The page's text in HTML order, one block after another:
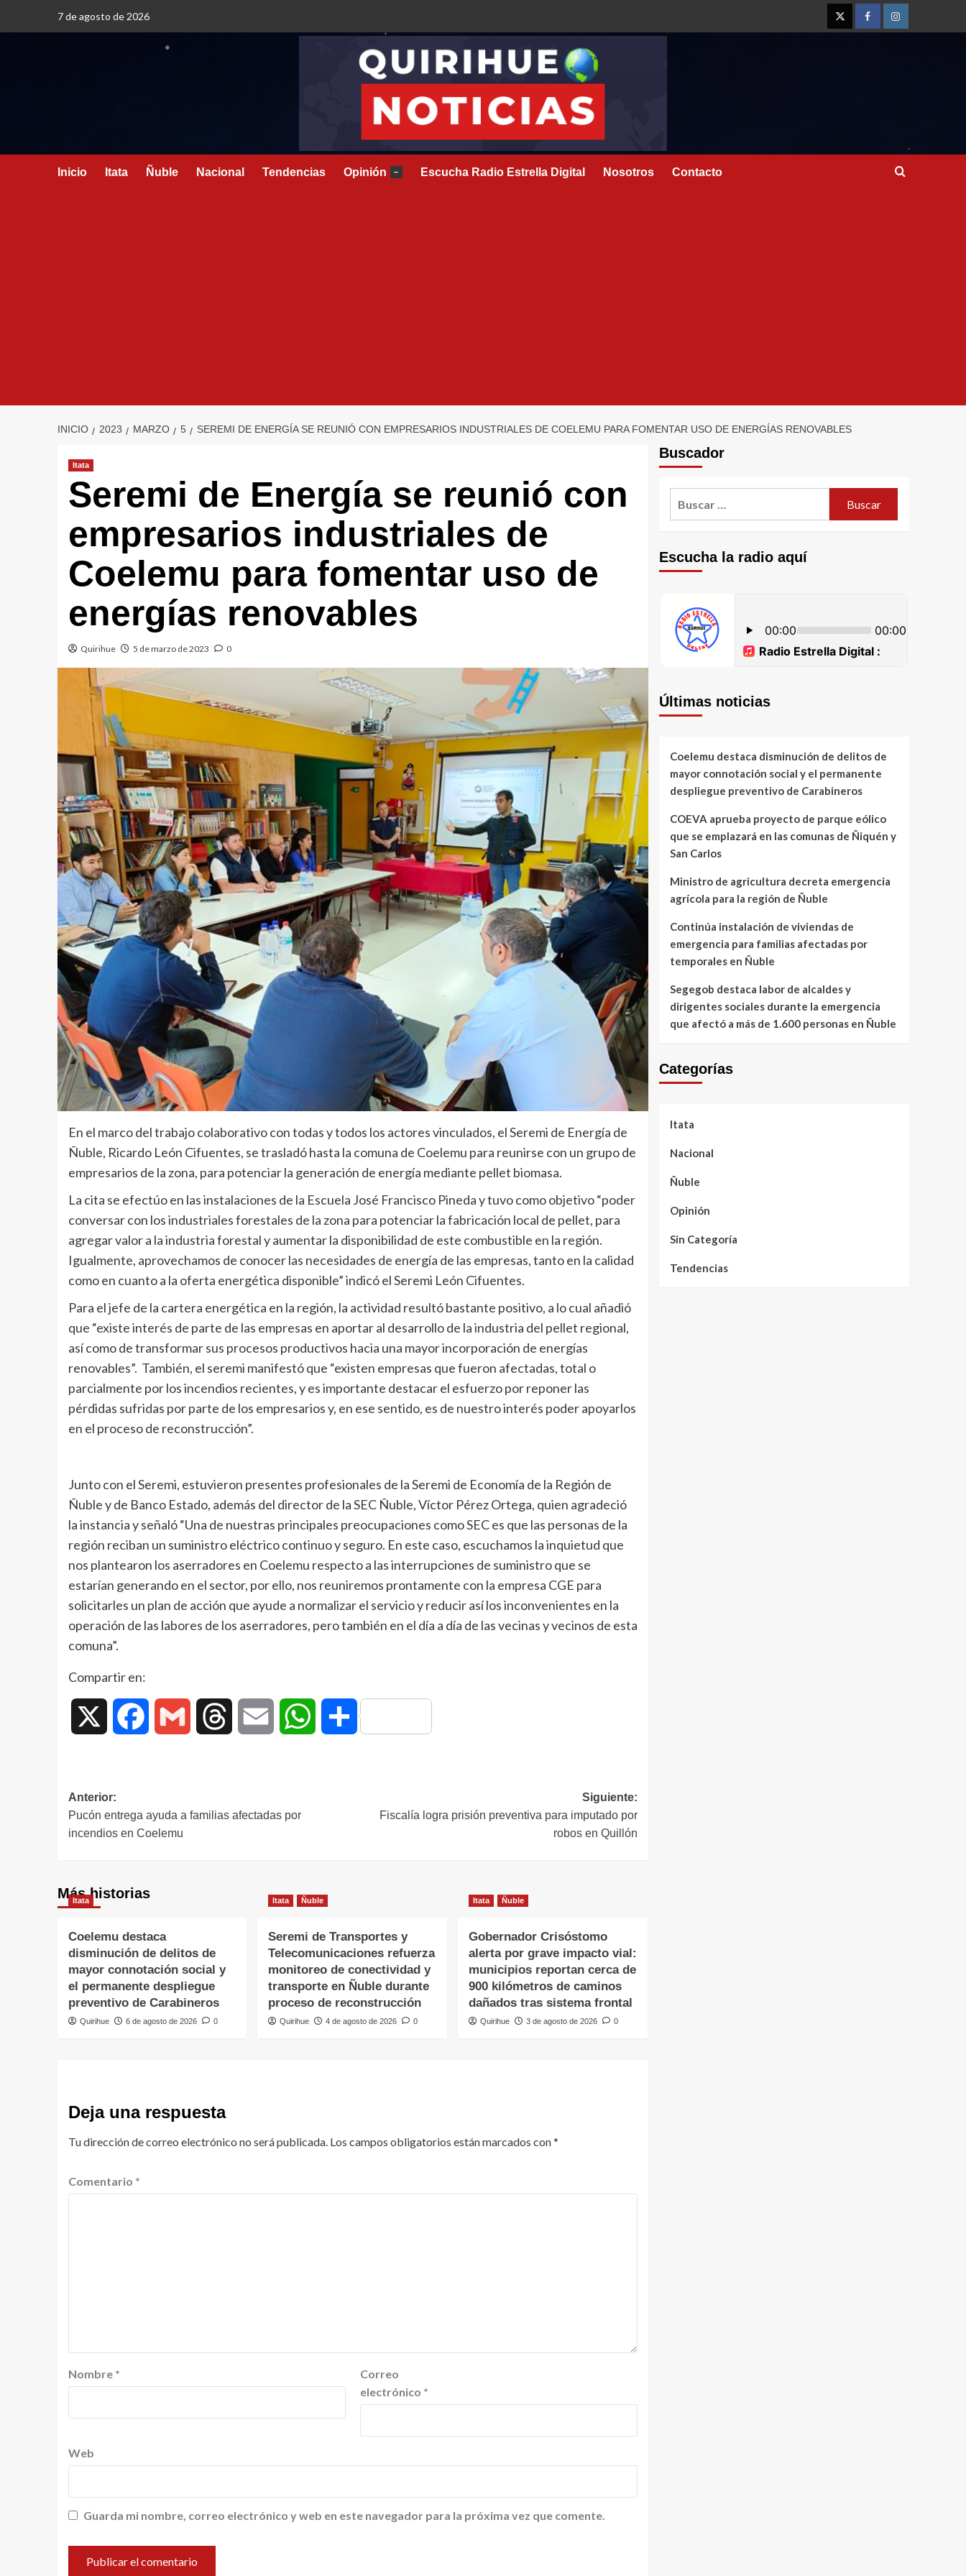
7 de agosto de 2026
Inicio Itata Ñuble Nacional Tendencias Opinión – Escucha Radio Estrella Digital Nosotros Contacto
INICIO 2023 MARZO 5 SEREMI DE ENERGÍA SE REUNIÓ CON EMPRESARIOS INDUSTRIALES DE COELEMU PARA FOMENTAR USO DE ENERGÍAS RENOVABLES
Itata
Seremi de Energía se reunió con
empresarios industriales de
Coelemu para fomentar uso de
energías renovables
Quirihue 5 de marzo de 2023 0
En el marco del trabajo colaborativo con todas y todos los actores vinculados, el Seremi de Energía de
Ñuble, Ricardo León Cifuentes, se trasladó hasta la comuna de Coelemu para reunirse con un grupo de
empresarios de la zona, para potenciar la generación de energía mediante pellet biomasa.
La cita se efectúo en las instalaciones de la Escuela José Francisco Pineda y tuvo como objetivo “poder
conversar con los industriales forestales de la zona para potenciar la fabricación local de pellet, para
agregar valor a la industria forestal y aumentar la disponibilidad de este combustible en la región.
Igualmente, aprovechamos de conocer las necesidades de energía de las empresas, tanto en la calidad
como en cuanto a la oferta energética disponible” indicó el Seremi León Cifuentes.
Para el jefe de la cartera energética en la región, la actividad resultó bastante positivo, a lo cual añadió
que “existe interés de parte de las empresas en aportar al desarrollo de la industria del pellet regional,
así como de transformar sus procesos productivos hacia una mayor incorporación de energías
renovables”. También, el seremi manifestó que “existen empresas que fueron afectadas, total o
parcialmente por los incendios recientes, y es importante destacar el esfuerzo por reponer las
pérdidas sufridas por parte de los empresarios y, en ese sentido, es de nuestro interés poder apoyarlos
en el proceso de reconstrucción”.
Junto con el Seremi, estuvieron presentes profesionales de la Seremi de Economía de la Región de
Ñuble y de Banco Estado, además del director de la SEC Ñuble, Víctor Pérez Ortega, quien agradeció
la instancia y señaló “Una de nuestras principales preocupaciones como SEC es que las personas de la
región reciban un suministro eléctrico continuo y seguro. En este caso, escuchamos la inquietud que
nos plantearon los aserradores en Coelemu respecto a las interrupciones de suministro que se
estarían generando en el sector, por ello, nos reuniremos prontamente con la empresa CGE para
solicitarles un plan de acción que ayude a normalizar el servicio y reducir así los inconvenientes en la
operación de las labores de los aserradores, pero también en el día a día de las vecinas y vecinos de esta
comuna”.
Compartir en:
Facebook Gmail Threads Email WhatsAppCompartir
Anterior:
Pucón entrega ayuda a familias afectadas por
incendios en Coelemu
Siguiente:
Fiscalía logra prisión preventiva para imputado por
robos en Quillón
Más historias
Itata
Coelemu destaca
disminución de delitos de
mayor connotación social y
el permanente despliegue
preventivo de Carabineros
Quirihue 6 de agosto de 2026 0
Itata Ñuble
Seremi de Transportes y
Telecomunicaciones refuerza
monitoreo de conectividad y
transporte en Ñuble durante
proceso de reconstrucción
Quirihue 4 de agosto de 2026 0
Itata Ñuble
Gobernador Crisóstomo
alerta por grave impacto vial:
municipios reportan cerca de
900 kilómetros de caminos
dañados tras sistema frontal
Quirihue 3 de agosto de 2026 0
Deja una respuesta
Tu dirección de correo electrónico no será publicada. Los campos obligatorios están marcados con*
Comentario *
Nombre *
Correo
electrónico *
Web
Guarda mi nombre, correo electrónico y web en este navegador para la próxima vez que comente.
Buscador
Escucha la radio aquí
Últimas noticias
Coelemu destaca disminución de delitos de
mayor connotación social y el permanente
despliegue preventivo de Carabineros
COEVA aprueba proyecto de parque eólico
que se emplazará en las comunas de Ñiquén y
San Carlos
Ministro de agricultura decreta emergencia
agrícola para la región de Ñuble
Continúa instalación de viviendas de
emergencia para familias afectadas por
temporales en Ñuble
Segegob destaca labor de alcaldes y
dirigentes sociales durante la emergencia
que afectó a más de 1.600 personas en Ñuble
Categorías
Itata
Nacional
Ñuble
Opinión
Sin Categoría
Tendencias